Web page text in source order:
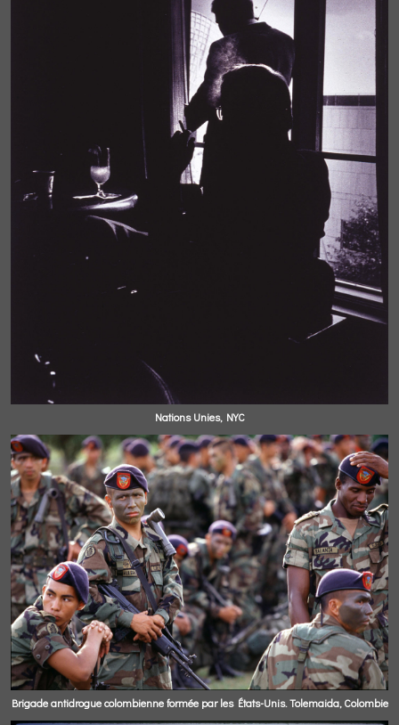
Nations Unies, NYC
Brigade antidrogue colombienne formée par les États-Unis. Tolemaida, Colombie